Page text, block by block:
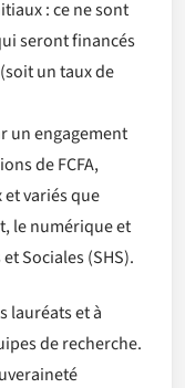
: ce ne sont
seront financés
un taux de
un engagement
de FCFA,
variés que
le numérique et
Sociales (SHS).
lauréats et à
de recherche.